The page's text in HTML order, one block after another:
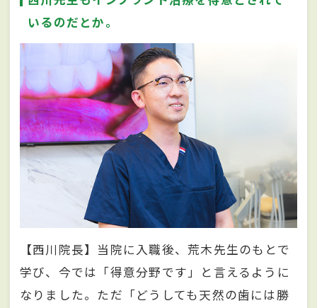
いるのだとか。
【西川院長】当院に入職後、荒木先生のもとで
学び、今では「得意分野です」と言えるように
なりました。ただ「どうしても天然の歯には勝